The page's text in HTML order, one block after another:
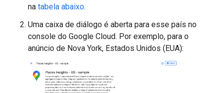
na tabela abaixo.
Uma caixa de diálogo é aberta para esse país no
console do Google Cloud. Por exemplo, para o
anúncio de Nova York, Estados Unidos (EUA):